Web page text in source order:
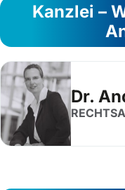
Kanzlei –
Dr.